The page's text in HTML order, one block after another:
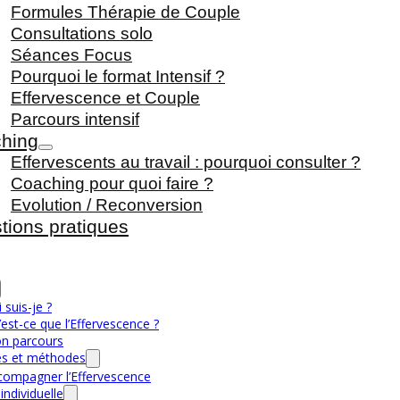
Formules Thérapie de Couple
Consultations solo
Séances Focus
Pourquoi le format Intensif ?
Effervescence et Couple
Parcours intensif
Effervescents au travail : pourquoi consulter ?
Coaching pour quoi faire ?
Evolution / Reconversion
pratiques
suis-je ?
ce que l’Effervescence ?
parcours
et méthodes
l’Effervescence